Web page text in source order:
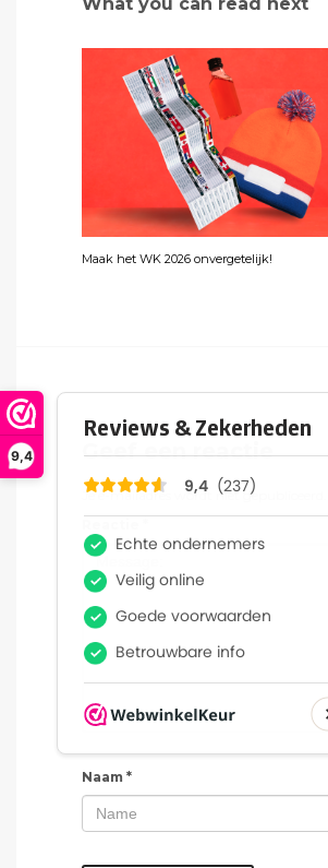
9,4
Maak het WK 2026 onvergetelijk!
Geef een reactie
Je e-mailadres wordt niet gepubliceerd.
Naam *